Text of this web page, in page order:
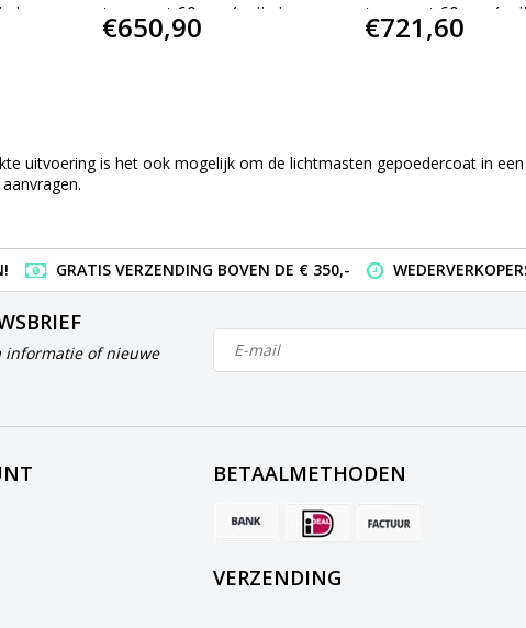
is
topmaat 60mm (prijs is
incl. verzendkosten)
€650,90
topmaat 60mm
incl. verzendkosten)
€721,60
uitvoering is het ook mogelijk om de lichtmasten gepoedercoat in
GRATIS VERZENDING BOVEN DE € 350,-
informatie of nieuwe
BETAALMETHODEN
VERZENDING